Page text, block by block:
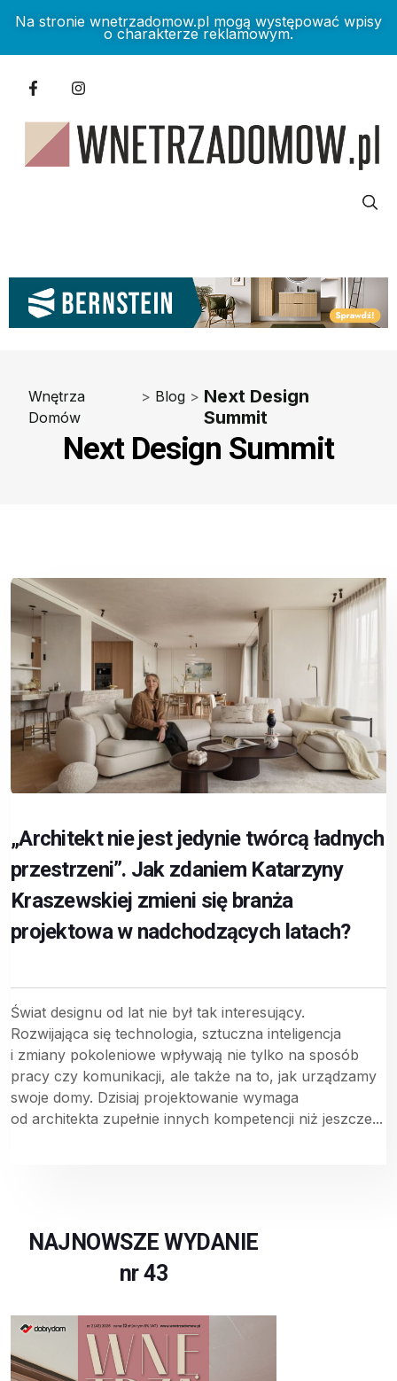
Na stronie wnetrzadomow.pl mogą występować wpisy
o charakterze reklamowym.
Wnętrza
Domów
> Blog > Next Design
Summit
Next Design Summit
„Architekt nie jest jedynie twórcą ładnych
przestrzeni”. Jak zdaniem Katarzyny
Kraszewskiej zmieni się branża
projektowa w nadchodzących latach?
Świat designu od lat nie był tak interesujący.
Rozwijająca się technologia, sztuczna inteligencja
i zmiany pokoleniowe wpływają nie tylko na sposób
pracy czy komunikacji, ale także na to, jak urządzamy
swoje domy. Dzisiaj projektowanie wymaga
od architekta zupełnie innych kompetencji niż jeszcze...
NAJNOWSZE WYDANIE
nr 43